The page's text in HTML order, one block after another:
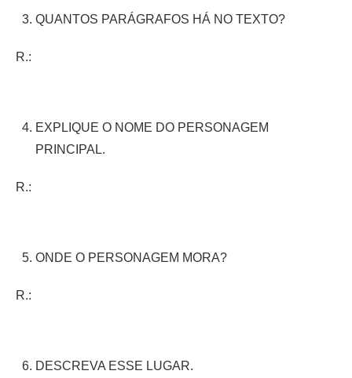
QUANTOS PARÁGRAFOS HÁ NO TEXTO?
R.:
EXPLIQUE O NOME DO PERSONAGEM
PRINCIPAL.
R.:
ONDE O PERSONAGEM MORA?
R.:
DESCREVA ESSE LUGAR.